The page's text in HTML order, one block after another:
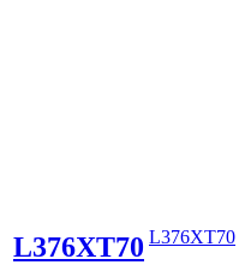
L376XT70 L376XT70